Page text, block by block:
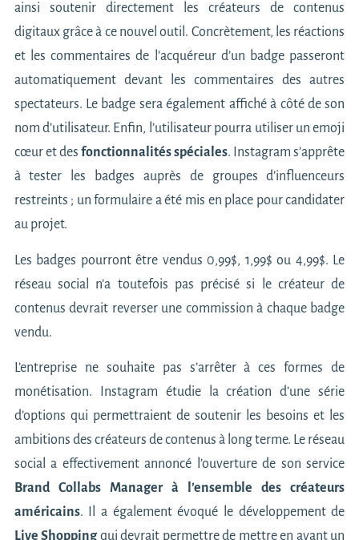
ainsi soutenir directement les créateurs de contenus
digitaux grâce à ce nouvel outil. Concrètement, les réactions
et les commentaires de l’acquéreur d’un badge passeront
automatiquement devant les commentaires des autres
spectateurs. Le badge sera également affiché à côté de son
nom d’utilisateur. Enfin, l’utilisateur pourra utiliser un emoji
cœur et des fonctionnalités spéciales. Instagram s’apprête
à tester les badges auprès de groupes d’influenceurs
restreints ; un formulaire a été mis en place pour candidater
au projet.
Les badges pourront être vendus 0,99$, 1,99$ ou 4,99$. Le
réseau social n’a toutefois pas précisé si le créateur de
contenus devrait reverser une commission à chaque badge
vendu.
L’entreprise ne souhaite pas s’arrêter à ces formes de
monétisation. Instagram étudie la création d’une série
d’options qui permettraient de soutenir les besoins et les
ambitions des créateurs de contenus à long terme. Le réseau
social a effectivement annoncé l’ouverture de son service
Brand Collabs Manager à l’ensemble des créateurs
américains. Il a également évoqué le développement de
Live Shoppingqui devrait permettre de mettre en avant un